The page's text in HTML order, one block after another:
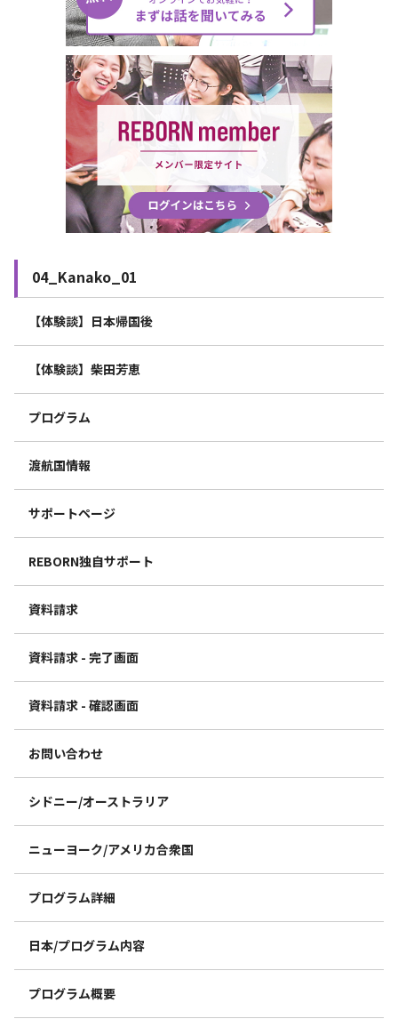
04_Kanako_01
【体験談】日本帰国後
【体験談】柴田芳恵
プログラム
渡航国情報
サポートページ
REBORN独自サポート
資料請求
資料請求 - 完了画面
資料請求 - 確認画面
お問い合わせ
シドニー/オーストラリア
ニューヨーク/アメリカ合衆国
プログラム詳細
日本/プログラム内容
プログラム概要